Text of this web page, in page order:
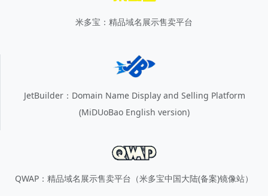
米多宝：精品域名展示售卖平台
JetBuilder：Domain Name Display and Selling Platform
(MiDUoBao English version)
QWAP：精品域名展示售卖平台（米多宝中国大陆(备案)镜像站）